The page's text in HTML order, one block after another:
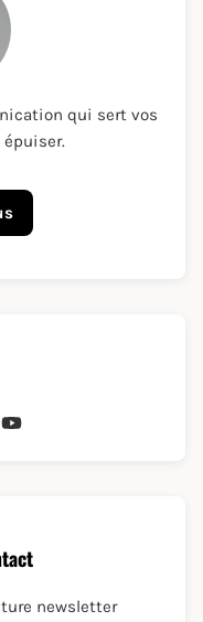
qui sert vos
newsletter